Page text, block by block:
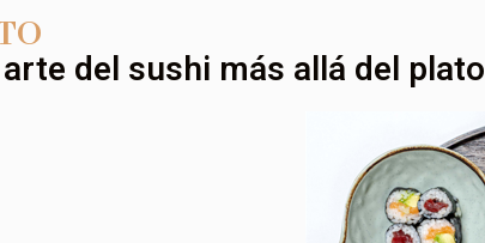
del sushi más allá del plato